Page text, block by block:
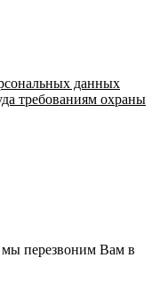
данных
требованиям охраны
перезвоним Вам в